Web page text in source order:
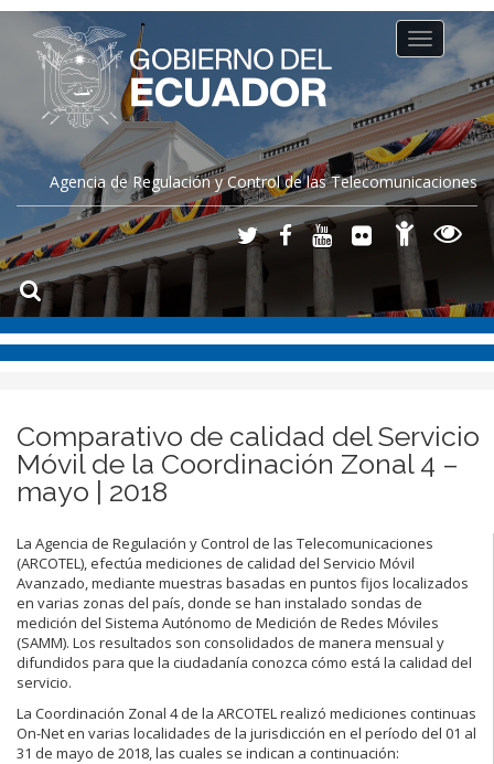
Agencia de Regulación y Control de las Telecomunicaciones
Toggle
navigation
Comparativo de calidad del Servicio
Móvil de la Coordinación Zonal 4 –
mayo | 2018
La Agencia de Regulación y Control de las Telecomunicaciones
(ARCOTEL), efectúa mediciones de calidad del Servicio Móvil
Avanzado, mediante muestras basadas en puntos fijos localizados
en varias zonas del país, donde se han instalado sondas de
medición del Sistema Autónomo de Medición de Redes Móviles
(SAMM). Los resultados son consolidados de manera mensual y
difundidos para que la ciudadanía conozca cómo está la calidad del
servicio.
La Coordinación Zonal 4 de la ARCOTEL realizó mediciones continuas
On-Net en varias localidades de la jurisdicción en el período del 01 al
31 de mayo de 2018, las cuales se indican a continuación: